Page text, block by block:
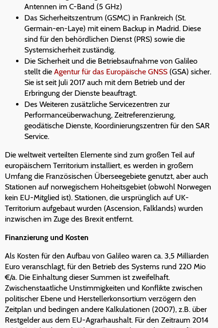
Antennen im C-Band (5 GHz)
Das Sicherheitszentrum (GSMC) in Frankreich (St.
Germain-en-Laye) mit einem Backup in Madrid. Diese
sind für den behördlichen Dienst (PRS) sowie die
Systemsicherheit zuständig.
Die Sicherheit und die Betriebsaufnahme von Galileo
stellt die Agentur für das Europäische GNSS (GSA) sicher.
Sie ist seit Juli 2017 auch mit dem Betrieb und der
Erbringung der Dienste beauftragt.
Des Weiteren zusätzliche Servicezentren zur
Performanceüberwachung, Zeitreferenzierung,
geodätische Dienste, Koordinierungszentren für den SAR
Service.
Die weltweit verteilten Elemente sind zum großen Teil auf
europäischem Territorium installiert, es werden in großem
Umfang die Französischen Überseegebiete genutzt, aber auch
Stationen auf norwegischem Hoheitsgebiet (obwohl Norwegen
kein EU-Mitglied ist). Stationen, die ursprünglich auf UK-
Territorium aufgebaut wurden (Ascension, Falklands) wurden
inzwischen im Zuge des Brexit entfernt.
Finanzierung und Kosten
Als Kosten für den Aufbau von Galileo waren ca. 3,5 Milliarden
Euro veranschlagt, für den Betrieb des Systems rund 220 Mio
€/a. Die Einhaltung dieser Summen ist zweifelhaft.
Zwischenstaatliche Unstimmigkeiten und Konflikte zwischen
politischer Ebene und Herstellerkonsortium verzögern den
Zeitplan und bedingen andere Kalkulationen (2007), z.B. über
Restgelder aus dem EU-Agrarhaushalt. Für den Zeitraum 2014